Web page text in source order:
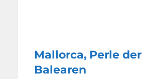
Mallorca, Perle der
Balearen